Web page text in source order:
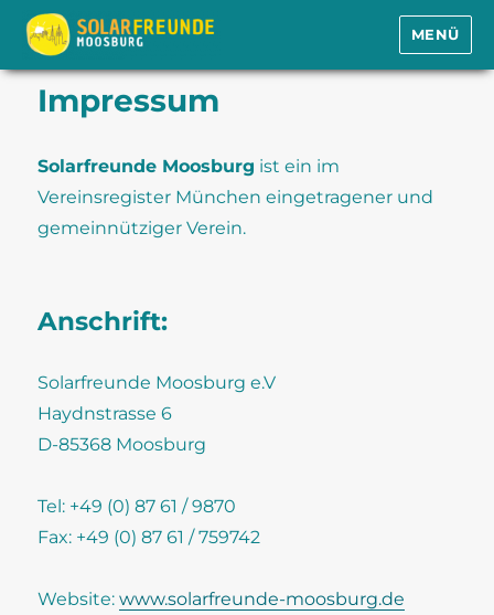
Solarfreunde Moosburg e.V.
MENÜ
Impressum
Solarfreunde Moosburg ist ein im
Vereinsregister München eingetragener und
gemeinnütziger Verein.
Anschrift:
Solarfreunde Moosburg e.V
Haydnstrasse 6
D-85368 Moosburg
Tel: +49 (0) 87 61 / 9870
Fax: +49 (0) 87 61 / 759742
Website:www.solarfreunde-moosburg.de